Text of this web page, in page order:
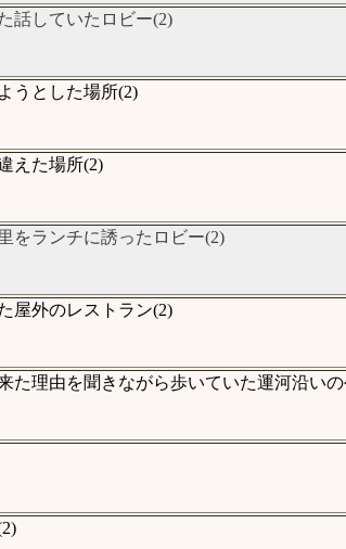
話していたロビー(2)
うとした場所(2)
えた場所(2)
をランチに誘ったロビー(2)
屋外のレストラン(2)
た理由を聞きながら歩いていた運河沿いの